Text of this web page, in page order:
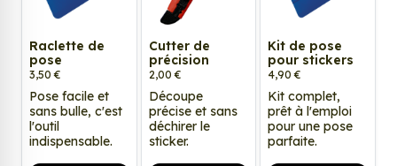
Raclette de
pose
3,50 €
Pose facile et
sans bulle, c'est
l'outil
indispensable.
Cutter de
précision
2,00 €
Découpe
précise et sans
déchirer le
sticker.
Kit de pose
pour stickers
4,90 €
Kit complet,
prêt à l'emploi
pour une pose
parfaite.